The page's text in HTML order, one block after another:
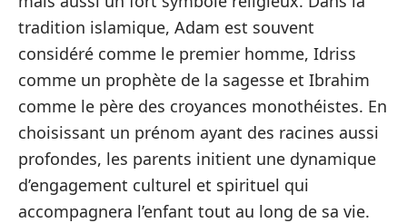
tradition islamique, Adam est souvent
considéré comme le premier homme, Idriss
comme un prophète de la sagesse et Ibrahim
comme le père des croyances monothéistes. En
choisissant un prénom ayant des racines aussi
profondes, les parents initient une dynamique
d’engagement culturel et spirituel qui
accompagnera l’enfant tout au long de sa vie.